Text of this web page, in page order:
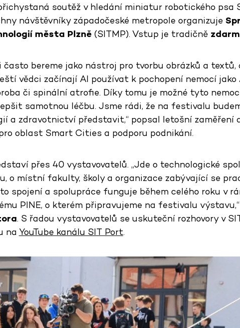
soutěž v hledání miniatur robotického psa
návštěvníky západočeské metropole organizuje
města Plzně (SITMP). Vstup je tradičně
často bereme jako nástroj pro tvorbu obrázků a
vědci začínají AI používat k pochopení nemocí jako
či spinální atrofie. Díky tomu je možné tyto
samotnou léčbu. Jsme rádi, že na festivalu
a zdravotnictví představit,“ popsal letošní zaměření
oblast Smart Cities a podporu podnikání.
přes 40 vystavovatelů. „Jde o technologické
o místní fakulty, školy a organizace zabývající se
spojení a spolupráce funguje během celého roku v
PINE, o kterém připravujeme na festivalu
. S řadou vystavovatelů se uskuteční rozhovory v
na YouTube kanálu SIT Port.